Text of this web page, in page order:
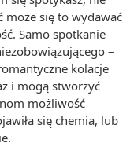
może się to wydawać
Samo spotkanie
–
kolacje
i mogą stworzyć
możliwość
się chemia, lub